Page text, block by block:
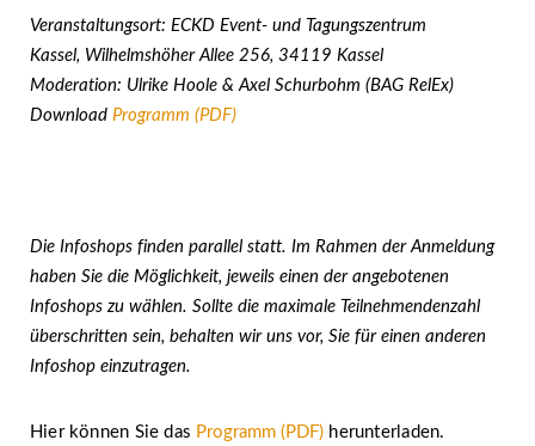
Veranstaltungsort: ECKD Event- und Tagungszentrum
Kassel, Wilhelmshöher Allee 256, 34119 Kassel
Moderation: Ulrike Hoole & Axel Schurbohm (BAG RelEx)
Download Programm (PDF)
Die Infoshops finden parallel statt. Im Rahmen der Anmeldung
haben Sie die Möglichkeit, jeweils einen der angebotenen
Infoshops zu wählen. Sollte die maximale Teilnehmendenzahl
überschritten sein, behalten wir uns vor, Sie für einen anderen
Infoshop einzutragen.
Hier können Sie das Programm (PDF) herunterladen.